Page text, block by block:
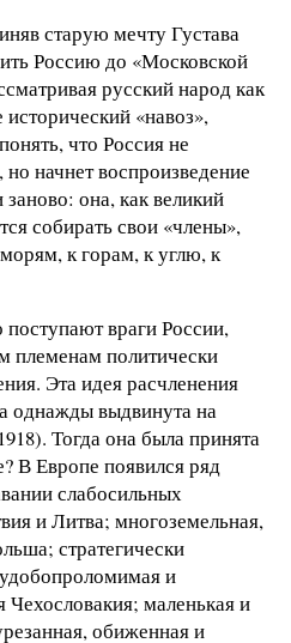
старую мечту Густава
Россию до «Московской
русский народ как
«навоз»,
что Россия не
начнет воспроизведение
она, как великий
собирать свои «члены»,
к горам, к углю, к
враги России,
племенам политически
Эта идея расчленения
однажды выдвинута на
Тогда она была принята
В Европе появился ряд
слабосильных
и Литва; многоземельная,
стратегически
и
Чехословакия; маленькая и
обиженная и